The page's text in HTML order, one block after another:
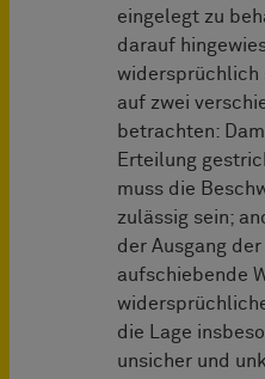
eingelegt zu
darauf
widersprüchlich
auf zwei
betrachten:
Erteilung
muss die
zulässig sein;
der Ausgang
aufschiebende
die Lage
unsicher und